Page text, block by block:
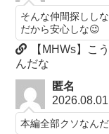
そんな仲間探しし
だから安心しな😉
【MHWs】こ
んだな
匿名
2026.08.01
本編全部クソなん